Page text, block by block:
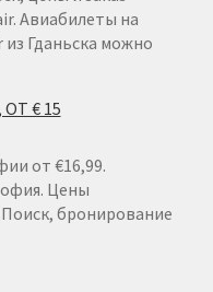
Авиабилеты на
Гданьска можно
€ 15
от €16,99.
Цены
бронирование